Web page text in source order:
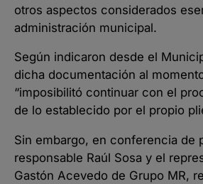
otros aspectos considerados
administración municipal.
Según indicaron desde el
dicha documentación al
“imposibilitó continuar con el
de lo establecido por el propio
Sin embargo, en conferencia de
responsable Raúl Sosa y el
Gastón Acevedo de Grupo MR,